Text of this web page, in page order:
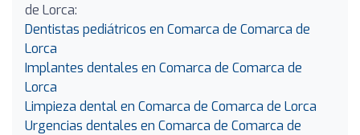
de Lorca:
Dentistas pediátricos en Comarca de Comarca de
Lorca
Implantes dentales en Comarca de Comarca de
Lorca
Limpieza dental en Comarca de Comarca de Lorca
Urgencias dentales en Comarca de Comarca de